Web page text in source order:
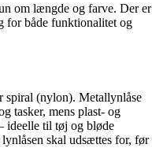
om længde og farve. Der er
for både funktionalitet og
spiral (nylon). Metallynlåse
tasker, mens plast- og
ideelle til tøj og bløde
skal udsættes for, før